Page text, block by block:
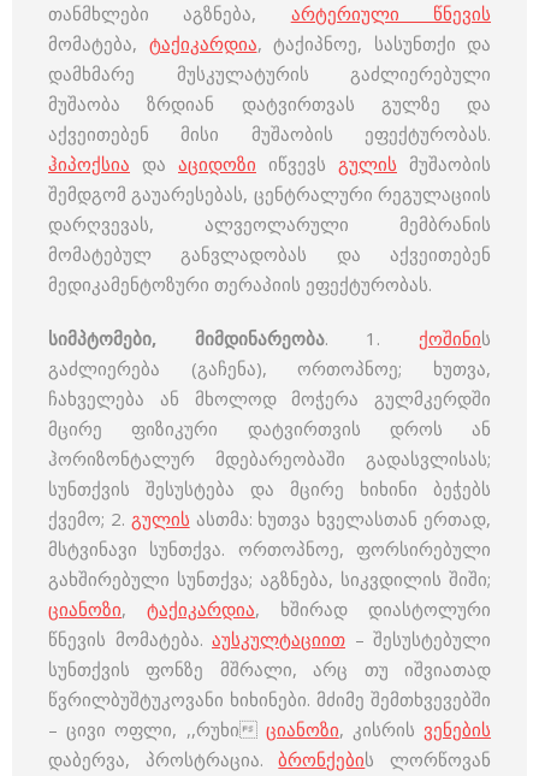
თანმხლები აგზნება, არტერიული წნევის
მომატება, ტაქიკარდია, ტაქიპნოე, სასუნთქი და
დამხმარე მუსკულატურის გაძლიერებული
მუშაობა ზრდიან დატვირთვას გულზე და
აქვეითებენ მისი მუშაობის ეფექტურობას.
ჰიპოქსია და აციდოზი იწვევს გულის მუშაობის
შემდგომ გაუარესებას, ცენტრალური რეგულაციის
დარღვევას, ალვეოლარული მემბრანის
მომატებულ განვლადობას და აქვეითებენ
მედიკამენტოზური თერაპიის ეფექტურობას.
სიმპტომები, მიმდინარეობა. 1.ქოშინის
გაძლიერება (გაჩენა), ორთოპნოე; ხუთვა,
ჩახველება ან მხოლოდ მოჭერა გულმკერდში
მცირე ფიზიკური დატვირთვის დროს ან
ჰორიზონტალურ მდებარეობაში გადასვლისას;
სუნთქვის შესუსტება და მცირე ხიხინი ბეჭებს
ქვემო; 2. გულის ასთმა: ხუთვა ხველასთან ერთად,
მსტვინავი სუნთქვა. ორთოპნოე, ფორსირებული
გახშირებული სუნთქვა; აგზნება, სიკვდილის შიში;
ციანოზი, ტაქიკარდია, ხშირად დიასტოლური
წნევის მომატება. აუსკულტაციით – შესუსტებული
სუნთქვის ფონზე მშრალი, არც თუ იშვიათად
წვრილბუშტუკოვანი ხიხინები. მძიმე შემთხვევებში
– ცივი ოფლი, ,,რუხი ციანოზი, კისრის ვენების
დაბერვა, პროსტრაცია.ბრონქების ლორწოვან